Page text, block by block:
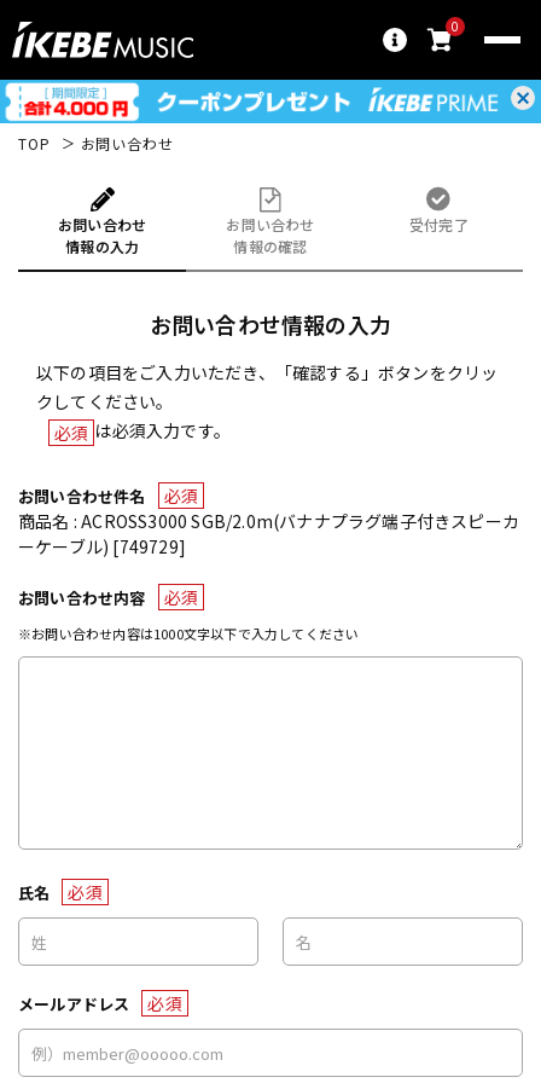
0
TOP お問い合わせ
お問い合わせ
情報の入力
お問い合わせ
情報の確認
受付完了
お問い合わせ情報の入力
以下の項目をご入力いただき、「確認する」ボタンをクリッ
クしてください。
必須 は必須入力です。
お問い合わせ件名
必須
商品名 : ACROSS3000 SGB/2.0m(バナナプラグ端子付きスピーカ
ーケーブル) [749729]
お問い合わせ内容 必須
※お問い合わせ内容は1000文字以下で入力してください
氏名 必須
メールアドレス 必須